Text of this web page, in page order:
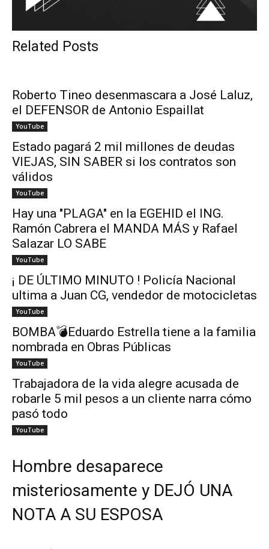
Related Posts
Roberto Tineo desenmascara a José Laluz,
el DEFENSOR de Antonio Espaillat
YouTube
Estado pagará 2 mil millones de deudas
VIEJAS, SIN SABER si los contratos son
válidos
YouTube
Hay una "PLAGA" en la EGEHID el ING.
Ramón Cabrera el MANDA MÁS y Rafael
Salazar LO SABE
YouTube
¡ DE ÚLTIMO MINUTO ! Policía Nacional
ultima a Juan CG, vendedor de motocicletas
YouTube
BOMBA💣Eduardo Estrella tiene a la familia
nombrada en Obras Públicas
YouTube
Trabajadora de la vida alegre acusada de
robarle 5 mil pesos a un cliente narra cómo
pasó todo
YouTube
Hombre desaparece
misteriosamente y DEJÓ UNA
NOTA A SU ESPOSA